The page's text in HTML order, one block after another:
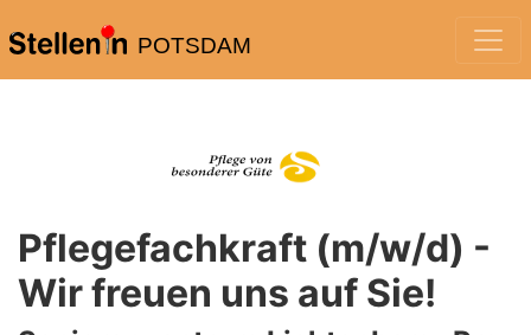
POTSDAM
Pflegefachkraft (m/w/d) -
Wir freuen uns auf Sie!